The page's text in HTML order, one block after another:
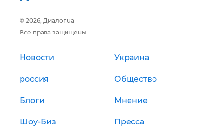
© 2026, Диалог.ua
Все права защищены.
Новости Украина
россия Общество
Блоги Мнение
Шоу-Биз Пресса